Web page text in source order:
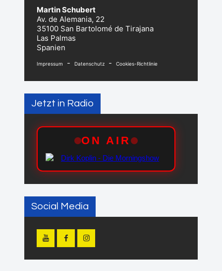
Martin Schubert
Av. de Alemania, 22
35100 San Bartolomé de Tirajana
Las Palmas
Spanien
Impressum - Datenschutz - Cookies-Richtlinie
Jetzt in Radio
Social Media